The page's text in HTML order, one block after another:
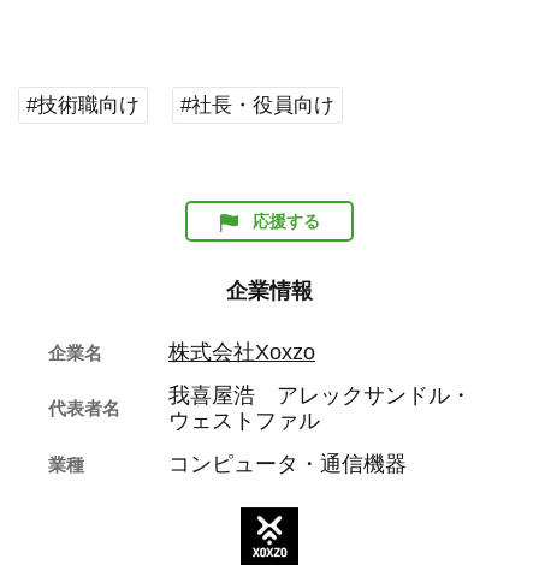
#技術職向け #社長・役員向け
応援する
企業情報
企業名 株式会社Xoxzo
代表者名
我喜屋浩 アレックサンドル・
ウェストファル
業種 コンピュータ・通信機器